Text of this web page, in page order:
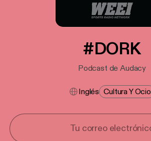
#DORK
Podcast de Audacy
Inglés Cultura Y Ocio